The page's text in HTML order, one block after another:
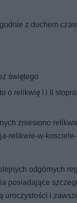
z duchem
świętego
o relikwię I i II
zniesiono
relikwie-w-
odgórnych
posiadające
i